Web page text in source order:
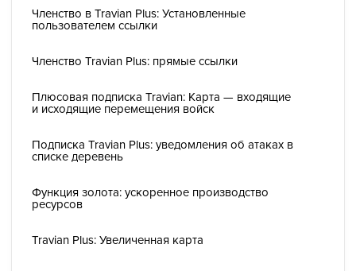
Членство в Travian Plus: Установленные
пользователем ссылки
Членство Travian Plus: прямые ссылки
Плюсовая подписка Travian: Карта — входящие
и исходящие перемещения войск
Подписка Travian Plus: уведомления об атаках в
списке деревень
Функция золота: ускоренное производство
ресурсов
Travian Plus: Увеличенная карта